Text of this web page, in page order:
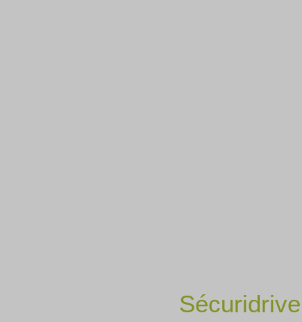
Sécuridrive